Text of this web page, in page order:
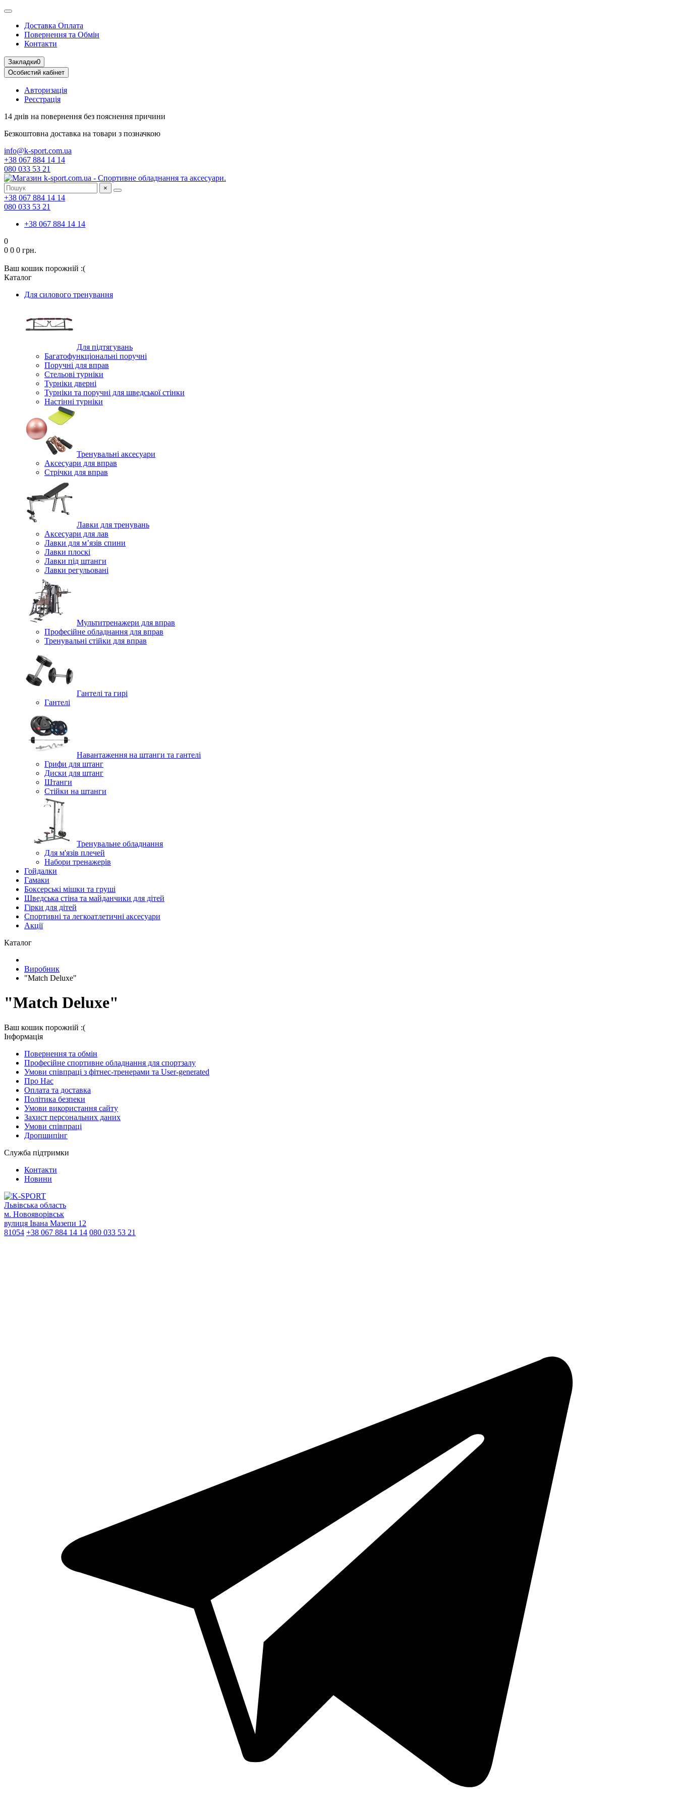
Доставка Оплата
Повернення та Обмін
Контакти
Закладки0
Особистий кабінет
Авторизація
Реєстрація
14 днів на повернення без пояснення причини
Безкоштовна доставка на товари з позначкою
info@k-sport.com.ua
+38 067 884 14 14
080 033 53 21
×
+38 067 884 14 14
080 033 53 21
+38 067 884 14 14
0
0 0 0 грн.
Ваш кошик порожній :(
Каталог
Для силового тренування
Для підтягувань
Багатофункціональні поручні
Поручні для вправ
Стельові турніки
Турніки дверні
Турніки та поручні для шведської стінки
Настінні турніки
Тренувальні аксесуари
Аксесуари для вправ
Стрічки для вправ
Лавки для тренувань
Аксесуари для лав
Лавки для м’язів спини
Лавки плоскі
Лавки під штанги
Лавки регульовані
Мультитренажери для вправ
Професійне обладнання для вправ
Тренувальні стійки для вправ
Гантелі та гирі
Гантелі
Навантаження на штанги та гантелі
Грифи для штанг
Диски для штанг
Штанги
Стійки на штанги
Тренувальне обладнання
Для м'язів плечей
Набори тренажерів
Гойдалки
Гамаки
Боксерські мішки та груші
Шведська стіна та майданчики для дітей
Гірки для дітей
Спортивні та легкоатлетичні аксесуари
Акції
Каталог
Виробник
"Match Deluxe"
"Match Deluxe"
Ваш кошик порожній :(
Iнформація
Повернення та обмін
Професійне спортивне обладнання для спортзалу
Умови співпраці з фітнес-тренерами та User-generated
Про Нас
Оплата та доставка
Політика безпеки
Умови використання сайту
Захист персональних даних
Умови співпраці
Дропшипінг
Служба підтримки
Контакти
Новини
Львівська область
м. Новояворівськ
вулиця Івана Мазепи 12
81054 +38 067 884 14 14 080 033 53 21